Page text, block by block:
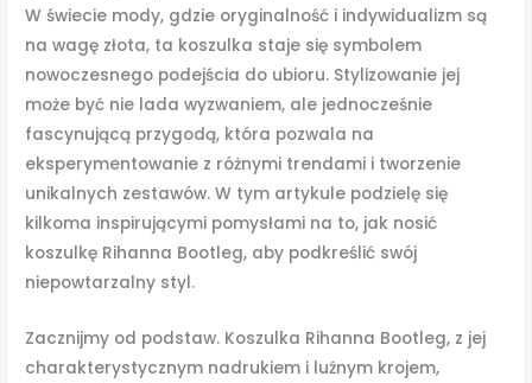
W świecie mody, gdzie oryginalność i indywidualizm są
na wagę złota, ta koszulka staje się symbolem
nowoczesnego podejścia do ubioru. Stylizowanie jej
może być nie lada wyzwaniem, ale jednocześnie
fascynującą przygodą, która pozwala na
eksperymentowanie z różnymi trendami i tworzenie
unikalnych zestawów. W tym artykule podzielę się
kilkoma inspirującymi pomysłami na to, jak nosić
koszulkę Rihanna Bootleg, aby podkreślić swój
niepowtarzalny styl.
Zacznijmy od podstaw. Koszulka Rihanna Bootleg, z jej
charakterystycznym nadrukiem i luźnym krojem,